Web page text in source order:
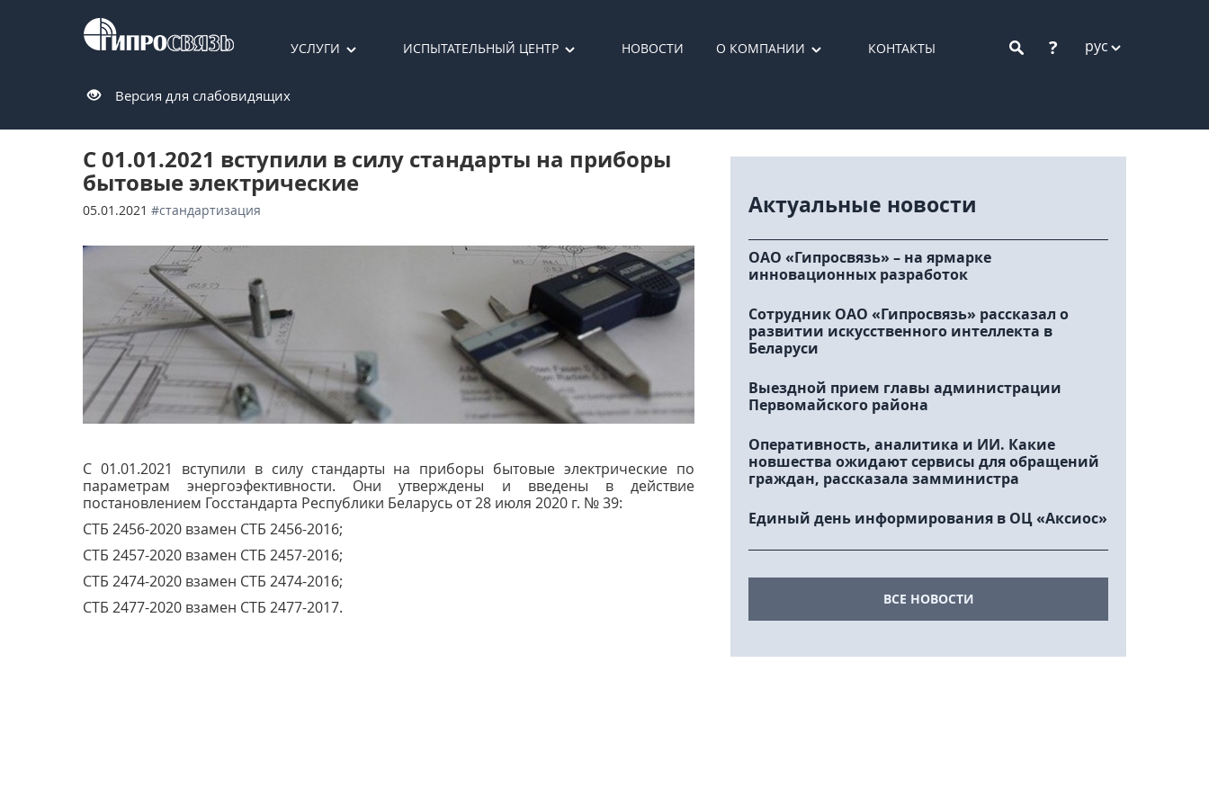
УСЛУГИ ИСПЫТАТЕЛЬНЫЙ ЦЕНТР НОВОСТИ О КОМПАНИИ КОНТАКТЫ ? рус
Версия для слабовидящих
С 01.01.2021 вступили в силу стандарты на приборы
бытовые электрические
05.01.2021 #стандартизация
С 01.01.2021 вступили в силу стандарты на приборы бытовые электрические по
параметрам энергоэфективности. Они утверждены и введены в действие
постановлением Госстандарта Республики Беларусь от 28 июля 2020 г. № 39:
СТБ 2456-2020 взамен СТБ 2456-2016;
СТБ 2457-2020 взамен СТБ 2457-2016;
СТБ 2474-2020 взамен СТБ 2474-2016;
СТБ 2477-2020 взамен СТБ 2477-2017.
Актуальные новости
ОАО «Гипросвязь» – на ярмарке
инновационных разработок
Сотрудник ОАО «Гипросвязь» рассказал о
развитии искусственного интеллекта в
Беларуси
Выездной прием главы администрации
Первомайского района
Оперативность, аналитика и ИИ. Какие
новшества ожидают сервисы для обращений
граждан, рассказала замминистра
Единый день информирования в ОЦ «Аксиос»
ВСЕ НОВОСТИ